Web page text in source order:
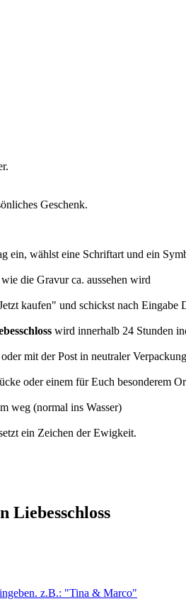
Geschenk.
ein, wählst eine Schriftart und ein
die Gravur ca. aussehen wird
kaufen" und schickst nach Eingabe
wird innerhalb 24 Stunden
mit der Post in neutraler
oder einem für Euch besonderem
weg (normal ins Wasser)
ein Zeichen der Ewigkeit.
Liebesschloss
z.B.: "Tina & Marco"